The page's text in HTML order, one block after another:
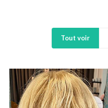
Tout voir